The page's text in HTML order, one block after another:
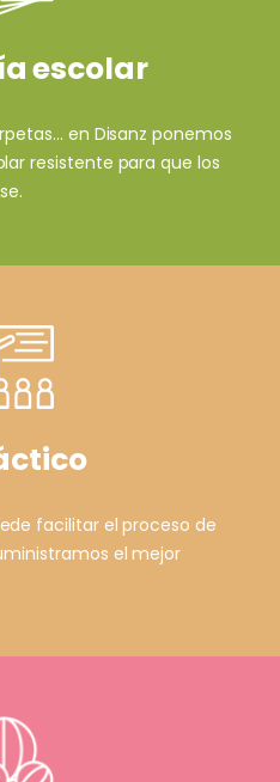
escolar
en Disanz ponemos
resistente para que los
facilitar el proceso de
el mejor